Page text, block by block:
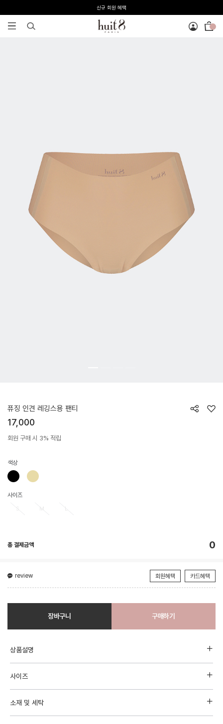
신규 회원 혜택
퓨징 인견 레깅스용 팬티
17,000
회원 구매 시 3% 적립
색상
사이즈
총 결제금액 0
review 회원혜택 카드혜택
장바구니 구매하기
상품설명
사이즈
소재 및 세탁